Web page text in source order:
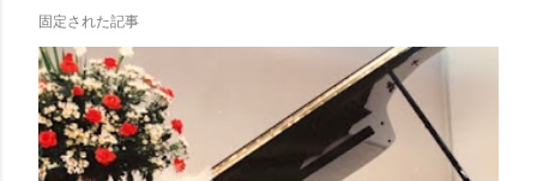
投
稿
固定された記事